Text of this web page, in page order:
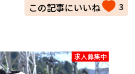
3
求人募集中